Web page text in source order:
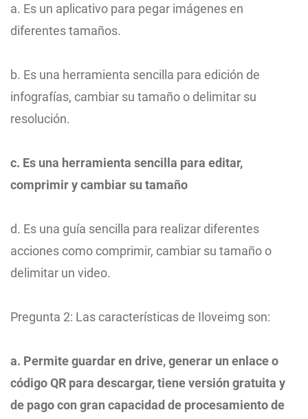
a. Es un aplicativo para pegar imágenes en
diferentes tamaños.
b. Es una herramienta sencilla para edición de
infografías, cambiar su tamaño o delimitar su
resolución.
c. Es una herramienta sencilla para editar,
comprimir y cambiar su tamaño
d. Es una guía sencilla para realizar diferentes
acciones como comprimir, cambiar su tamaño o
delimitar un video.
Pregunta 2: Las características de Iloveimg son:
a. Permite guardar en drive, generar un enlace o
código QR para descargar, tiene versión gratuita y
de pago con gran capacidad de procesamiento de